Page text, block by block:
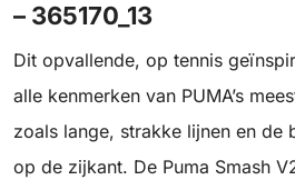
– 365170_13
Dit opvallende, op tennis
alle kenmerken van PUMA’s
zoals lange, strakke lijnen en de
op de zijkant. De Puma Smash